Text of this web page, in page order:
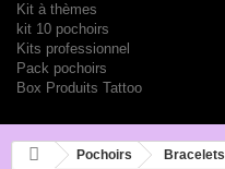
Kit à thèmes
kit 10 pochoirs
Kits professionnel
Pack pochoirs
Box Produits Tattoo
Pochoirs Bracelets